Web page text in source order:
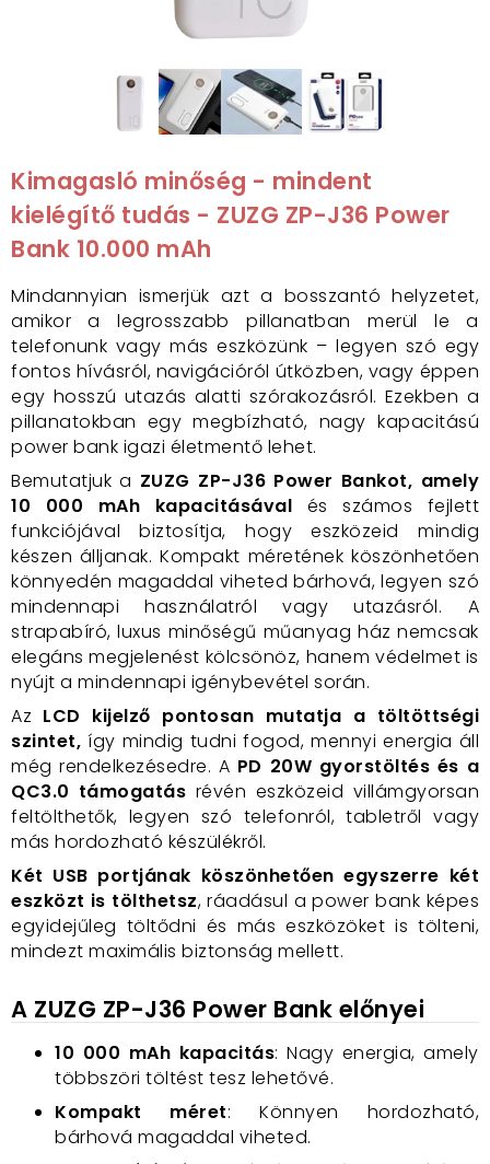
Kimagasló minőség - mindent
kielégítő tudás - ZUZG ZP-J36 Power
Bank 10.000 mAh
Mindannyian ismerjük azt a bosszantó helyzetet,
amikor a legrosszabb pillanatban merül le a
telefonunk vagy más eszközünk – legyen szó egy
fontos hívásról, navigációról útközben, vagy éppen
egy hosszú utazás alatti szórakozásról. Ezekben a
pillanatokban egy megbízható, nagy kapacitású
power bank igazi életmentő lehet.
Bemutatjuk a ZUZG ZP-J36 Power Bankot, amely
10 000 mAh kapacitásával és számos fejlett
funkciójával biztosítja, hogy eszközeid mindig
készen álljanak. Kompakt méretének köszönhetően
könnyedén magaddal viheted bárhová, legyen szó
mindennapi használatról vagy utazásról. A
strapabíró, luxus minőségű műanyag ház nemcsak
elegáns megjelenést kölcsönöz, hanem védelmet is
nyújt a mindennapi igénybevétel során.
Az LCD kijelző pontosan mutatja a töltöttségi
szintet, így mindig tudni fogod, mennyi energia áll
még rendelkezésedre. A PD 20W gyorstöltés és a
QC3.0 támogatás révén eszközeid villámgyorsan
feltölthetők, legyen szó telefonról, tabletről vagy
más hordozható készülékről.
Két USB portjának köszönhetően egyszerre két
eszközt is tölthetsz, ráadásul a power bank képes
egyidejűleg töltődni és más eszközöket is tölteni,
mindezt maximális biztonság mellett.
A ZUZG ZP-J36 Power Bank előnyei
10 000 mAh kapacitás: Nagy energia, amely
többszöri töltést tesz lehetővé.
Kompakt méret: Könnyen hordozható,
bárhová magaddal viheted.